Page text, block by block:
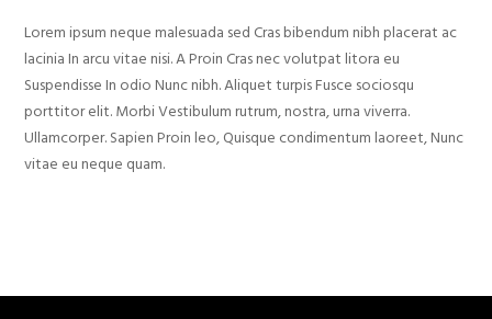
Lorem ipsum neque malesuada sed Cras bibendum nibh placerat ac
lacinia In arcu vitae nisi. A Proin Cras nec volutpat litora eu
Suspendisse In odio Nunc nibh. Aliquet turpis Fusce sociosqu
porttitor elit. Morbi Vestibulum rutrum, nostra, urna viverra.
Ullamcorper. Sapien Proin leo, Quisque condimentum laoreet, Nunc
vitae eu neque quam.